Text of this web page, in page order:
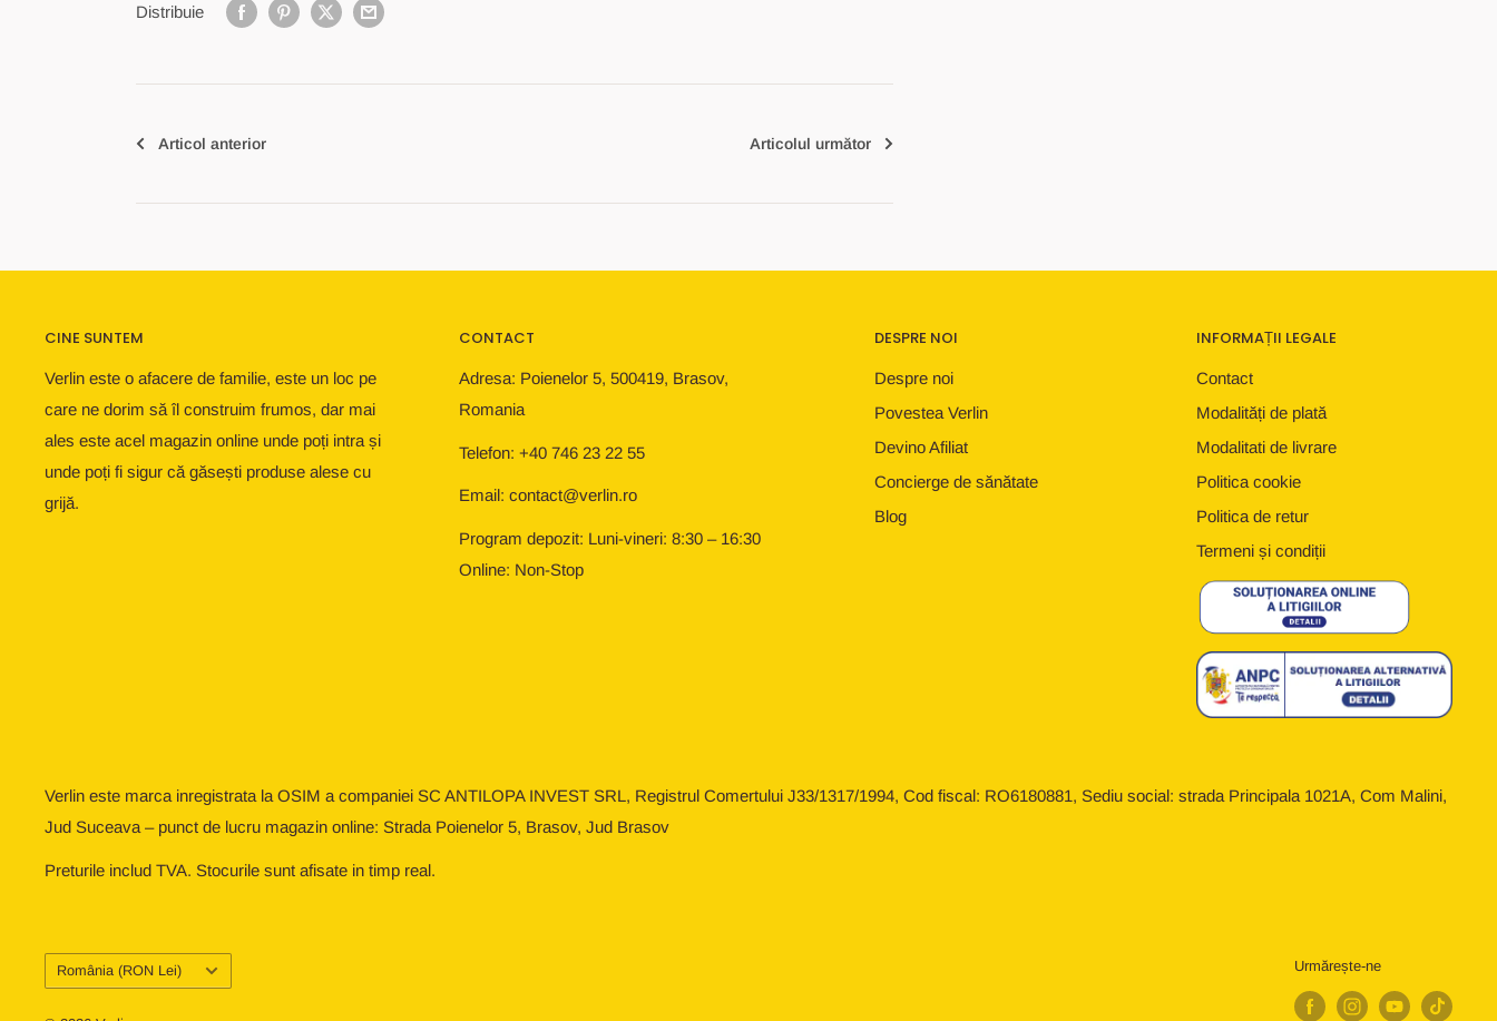
Distribuie
Articol anterior Articolul următor
CINE SUNTEM
Verlin este o afacere de familie, este un loc pe
care ne dorim să îl construim frumos, dar mai
ales este acel magazin online unde poți intra și
unde poți fi sigur că găsești produse alese cu
grijă.
CONTACT
Adresa: Poienelor 5, 500419, Brasov,
Romania
Telefon: +40 746 23 22 55
Email: contact@verlin.ro
Program depozit: Luni-vineri: 8:30 – 16:30
Online: Non-Stop
DESPRE NOI
Despre noi
Povestea Verlin
Devino Afiliat
Concierge de sănătate
Blog
INFORMAȚII LEGALE
Contact
Modalități de plată
Modalitati de livrare
Politica cookie
Politica de retur
Termeni și condiții
Verlin este marca inregistrata la OSIM a companiei SC ANTILOPA INVEST SRL, Registrul Comertului J33/1317/1994, Cod fiscal: RO6180881, Sediu social: strada Principala 1021A, Com Malini,
Jud Suceava – punct de lucru magazin online: Strada Poienelor 5, Brasov, Jud Brasov
Preturile includ TVA. Stocurile sunt afisate in timp real.
Țară/regiune
România (RON Lei) Urmărește-ne